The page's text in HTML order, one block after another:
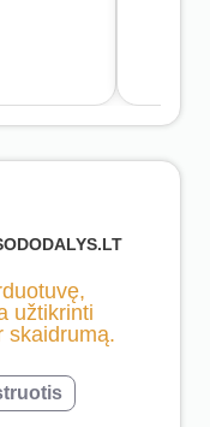
užtikrinti
skaidrumą.